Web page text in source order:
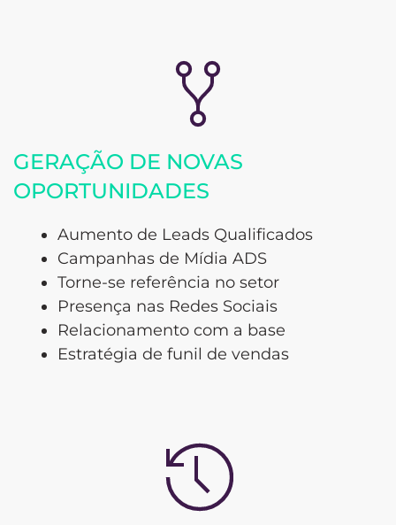
GERAÇÃO DE NOVAS
OPORTUNIDADES
Aumento de Leads Qualificados
Campanhas de Mídia ADS
Torne-se referência no setor
Presença nas Redes Sociais
Relacionamento com a base
Estratégia de funil de vendas